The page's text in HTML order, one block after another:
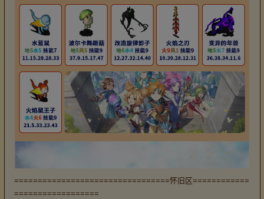
=================================怀旧区============
==================